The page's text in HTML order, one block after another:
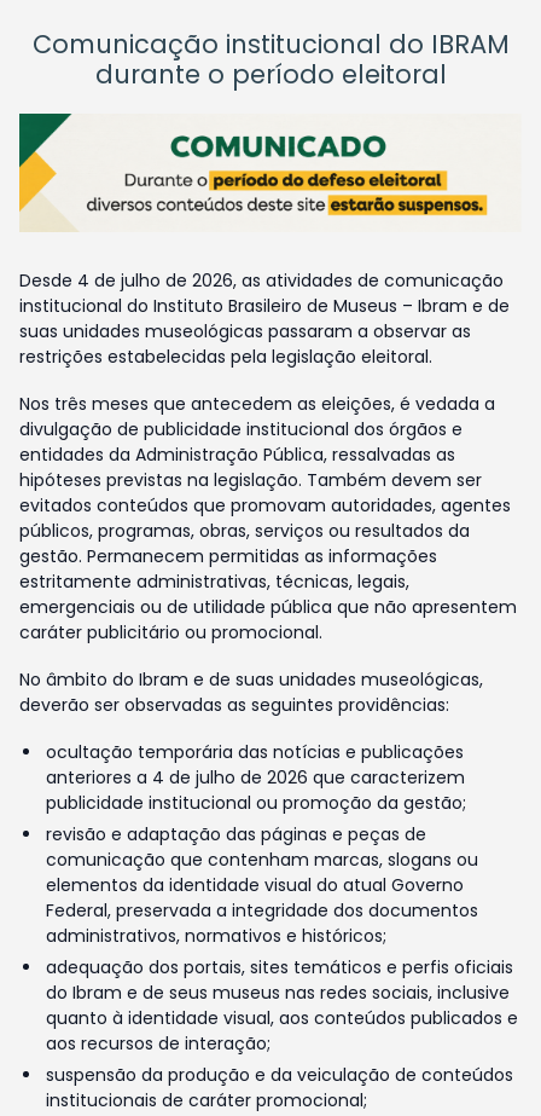
Comunicação institucional do IBRAM
durante o período eleitoral
Desde 4 de julho de 2026, as atividades de comunicação
institucional do Instituto Brasileiro de Museus – Ibram e de
suas unidades museológicas passaram a observar as
restrições estabelecidas pela legislação eleitoral.
Nos três meses que antecedem as eleições, é vedada a
divulgação de publicidade institucional dos órgãos e
entidades da Administração Pública, ressalvadas as
hipóteses previstas na legislação. Também devem ser
evitados conteúdos que promovam autoridades, agentes
públicos, programas, obras, serviços ou resultados da
gestão. Permanecem permitidas as informações
estritamente administrativas, técnicas, legais,
emergenciais ou de utilidade pública que não apresentem
caráter publicitário ou promocional.
No âmbito do Ibram e de suas unidades museológicas,
deverão ser observadas as seguintes providências:
ocultação temporária das notícias e publicações
anteriores a 4 de julho de 2026 que caracterizem
publicidade institucional ou promoção da gestão;
revisão e adaptação das páginas e peças de
comunicação que contenham marcas, slogans ou
elementos da identidade visual do atual Governo
Federal, preservada a integridade dos documentos
administrativos, normativos e históricos;
adequação dos portais, sites temáticos e perfis oficiais
do Ibram e de seus museus nas redes sociais, inclusive
quanto à identidade visual, aos conteúdos publicados e
aos recursos de interação;
suspensão da produção e da veiculação de conteúdos
institucionais de caráter promocional;